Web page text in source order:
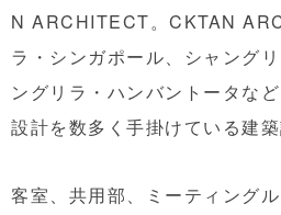
N ARCHITECT。CKTAN
ラ・シンガポール、シャング
ングリラ・ハンバントータな
設計を数多く手掛けている建築
客室、共用部、ミーティング